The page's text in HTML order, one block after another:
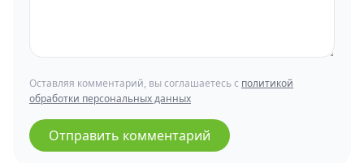
Оставляя комментарий, вы соглашаетесь с политикой
обработки персональных данных
Отправить комментарий